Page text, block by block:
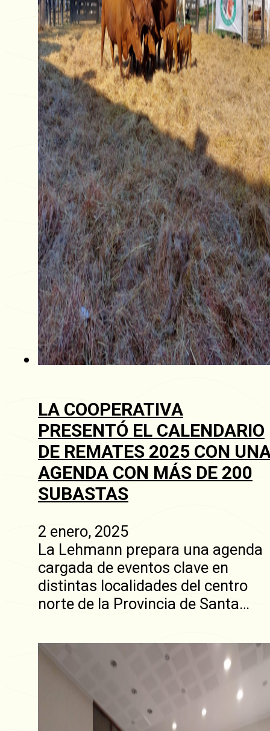
LA COOPERATIVA
PRESENTÓ EL CALENDARIO
DE REMATES 2025 CON
AGENDA CON MÁS DE 200
SUBASTAS
2 enero, 2025
La Lehmann prepara una agenda
cargada de eventos clave en
distintas localidades del centro
norte de la Provincia de Santa…